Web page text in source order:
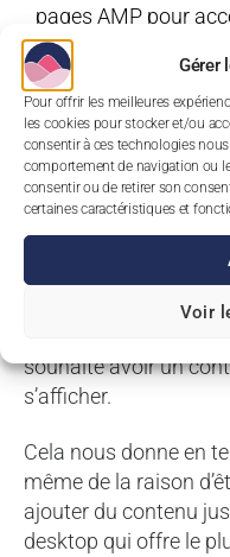
Gérer
Pour offrir les meilleures
les cookies pour stocker et/ou
consentir à ces technologies
comportement de navigation ou
consentir ou de retirer son
certaines caractéristiques et
Voir
pages AMP pour
l’affichage.
Mobile first
Lors de la conception
présent comme point
site. Pour cela il faut
différents contenus
considération
souhaite avoir un
s’afficher.
Cela nous donne en
même de la raison
ajouter du contenu
desktop qui offre le